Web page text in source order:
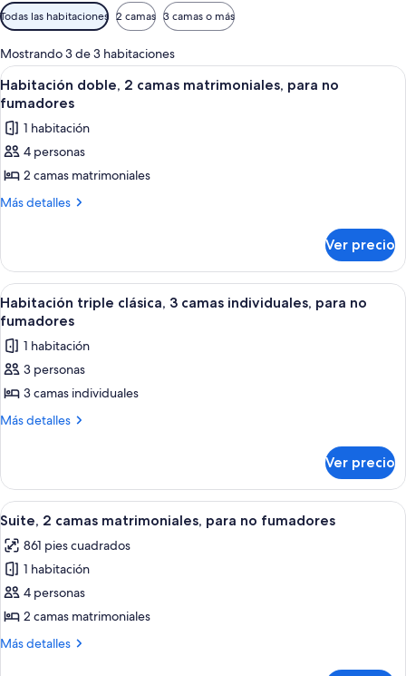
Filtros
disponibles
para
las
habitaciones
Todas las habitaciones 2 camas 3 camas o más
Mostrando 3 de 3 habitaciones
Abrir
todas
las
fotos
de
Habitación
doble,
matrimoniales,
para
no
fumadores
Dos camas individuales con
5
Habitación doble, 2 camas matrimoniales, para no
fumadores
1 habitación
4 personas
2 camas matrimoniales
Más detalles
Más
doble,
camas
matrimoniales,
no
fumadores
Ver precio
Abrir
todas
las
fotos
de
Habitación
triple
camas
individuales,
para
no
fumadores
Un dormitorio con dos camas, una
3
Habitación triple clásica, 3 camas individuales, para no
fumadores
1 habitación
3 personas
3 camas individuales
Más detalles
Más
triple
clásica,
3
individuales,
para
no
fumadores
Ver precio
Abrir
todas
las
fotos
de
Suite,
2
Un dormitorio con dos camas, una
4
Suite, 2 camas matrimoniales, para no fumadores
861 pies cuadrados
1 habitación
4 personas
2 camas matrimoniales
Más detalles
Más